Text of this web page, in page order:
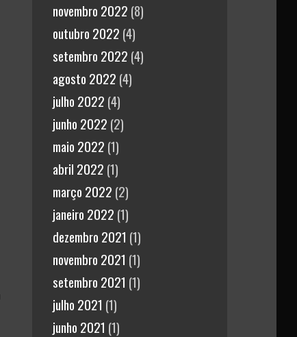
novembro 2022 (8)
outubro 2022 (4)
setembro 2022 (4)
agosto 2022 (4)
julho 2022 (4)
junho 2022 (2)
maio 2022 (1)
abril 2022 (1)
março 2022 (2)
janeiro 2022 (1)
dezembro 2021 (1)
novembro 2021 (1)
setembro 2021 (1)
julho 2021 (1)
junho 2021 (1)